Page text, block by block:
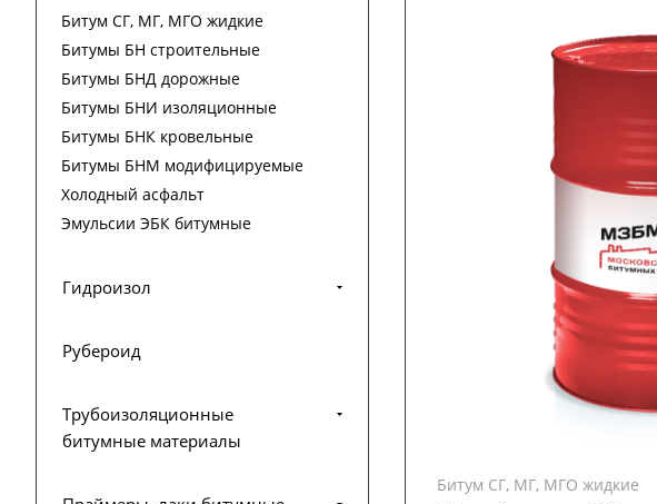
Битум СГ, МГ, МГО жидкие
Битум СГ, МГ, МГО жидкие
Битумы БН строительные
Битумы БНД дорожные
Битумы БНИ изоляционные
Битумы БНК кровельные
Битумы БНМ модифицируемые
Холодный асфальт
Эмульсии ЭБК битумные
Гидроизол
Рубероид
Трубоизоляционные
битумные материалы